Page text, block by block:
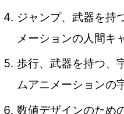
ジャンプ、武器を持
メーションの人間キ
歩行、武器を持つ、
ムアニメーションの
数値デザインのため